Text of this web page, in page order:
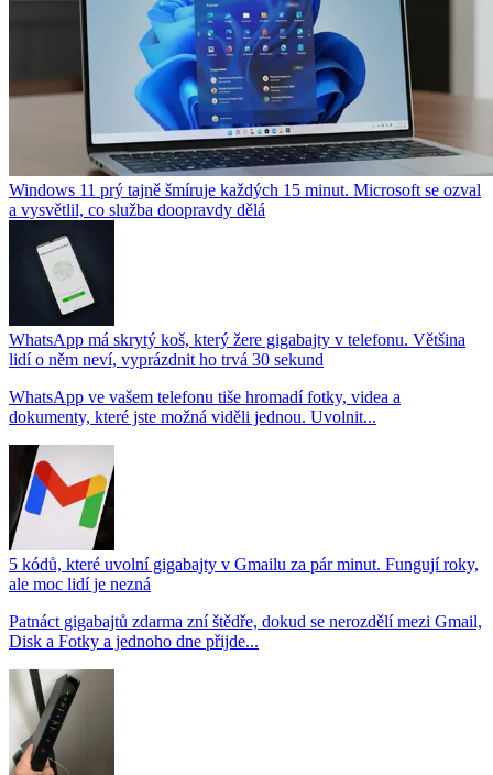
Windows 11 prý tajně šmíruje každých 15 minut. Microsoft se ozval
a vysvětlil, co služba doopravdy dělá
WhatsApp má skrytý koš, který žere gigabajty v telefonu. Většina
lidí o něm neví, vyprázdnit ho trvá 30 sekund
WhatsApp ve vašem telefonu tiše hromadí fotky, videa a
dokumenty, které jste možná viděli jednou. Uvolnit...
5 kódů, které uvolní gigabajty v Gmailu za pár minut. Fungují roky,
ale moc lidí je nezná
Patnáct gigabajtů zdarma zní štědře, dokud se nerozdělí mezi Gmail,
Disk a Fotky a jednoho dne přijde...